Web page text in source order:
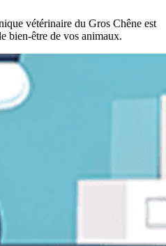
vétérinaire du Gros Chêne est
bien-être de vos animaux.